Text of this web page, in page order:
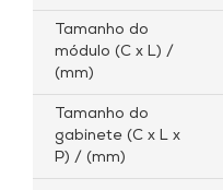
Tamanho do
módulo (C x L) /
(mm)
Tamanho do
gabinete (C x L x
P) / (mm)